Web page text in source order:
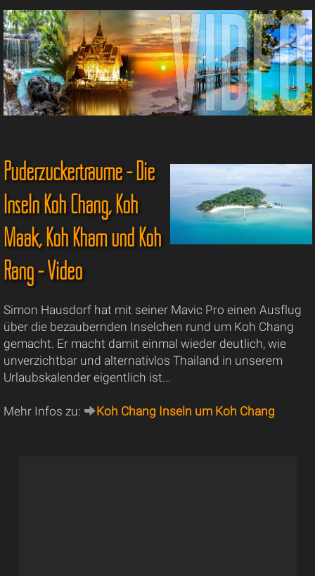
Puderzuckerträume - Die
Inseln Koh Chang, Koh
Maak, Koh Kham und Koh
Rang - Video
Simon Hausdorf hat mit seiner Mavic Pro einen Ausflug
über die bezaubernden Inselchen rund um Koh Chang
gemacht. Er macht damit einmal wieder deutlich, wie
unverzichtbar und alternativlos Thailand in unserem
Urlaubskalender eigentlich ist...
Mehr Infos zu: Koh Chang Inseln um Koh Chang